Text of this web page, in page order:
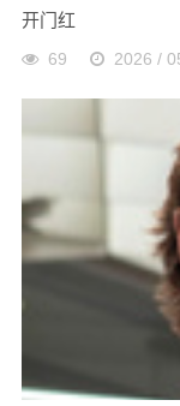
开门红
69 2026 /